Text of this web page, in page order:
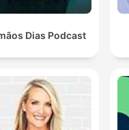
Dias Podcast